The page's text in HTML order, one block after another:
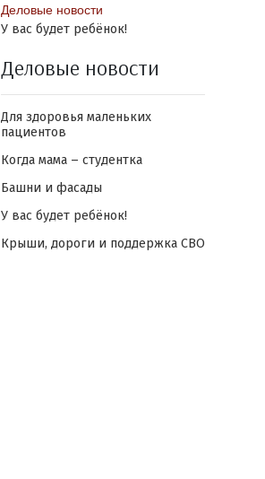
Деловые новости
У вас будет ребёнок!
Деловые новости
Для здоровья маленьких
пациентов
Когда мама – студентка
Башни и фасады
У вас будет ребёнок!
Крыши, дороги и поддержка СВО